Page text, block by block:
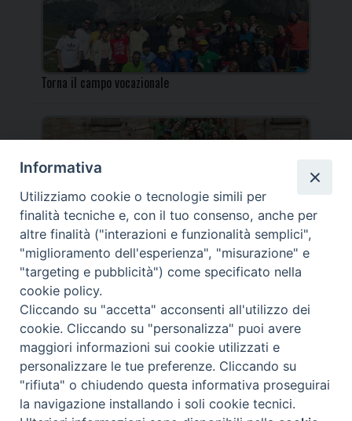
Torna il campo vocazionale
Torna il Campo Missionario Diocesano
_____________________________________________________
_____________________________
DIOCESI DI FANO FOSSOMBRONE CAGLI PERGOLA | Via Roma,
118 - 61032 FANO (PU) |
Tel. 0721 803737 o 826044 | Cod. Fiscale 90003900413
Note legali| Privacy
© TUTTI I DIRITTI RISERVATI
Informativa
Utilizziamo cookie o tecnologie simili per
finalità tecniche e, con il tuo consenso, anche per
altre finalità ("interazioni e funzionalità semplici",
"miglioramento dell'esperienza", "misurazione" e
"targeting e pubblicità") come specificato nella
cookie policy.
Cliccando su "accetta" acconsenti all'utilizzo dei
cookie. Cliccando su "personalizza" puoi avere
maggiori informazioni sui cookie utilizzati e
personalizzare le tue preferenze. Cliccando su
"rifiuta" o chiudendo questa informativa proseguirai
la navigazione installando i soli cookie tecnici.